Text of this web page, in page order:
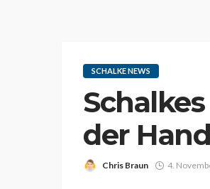
SCHALKE NEWS
der
Chris Braun 4.